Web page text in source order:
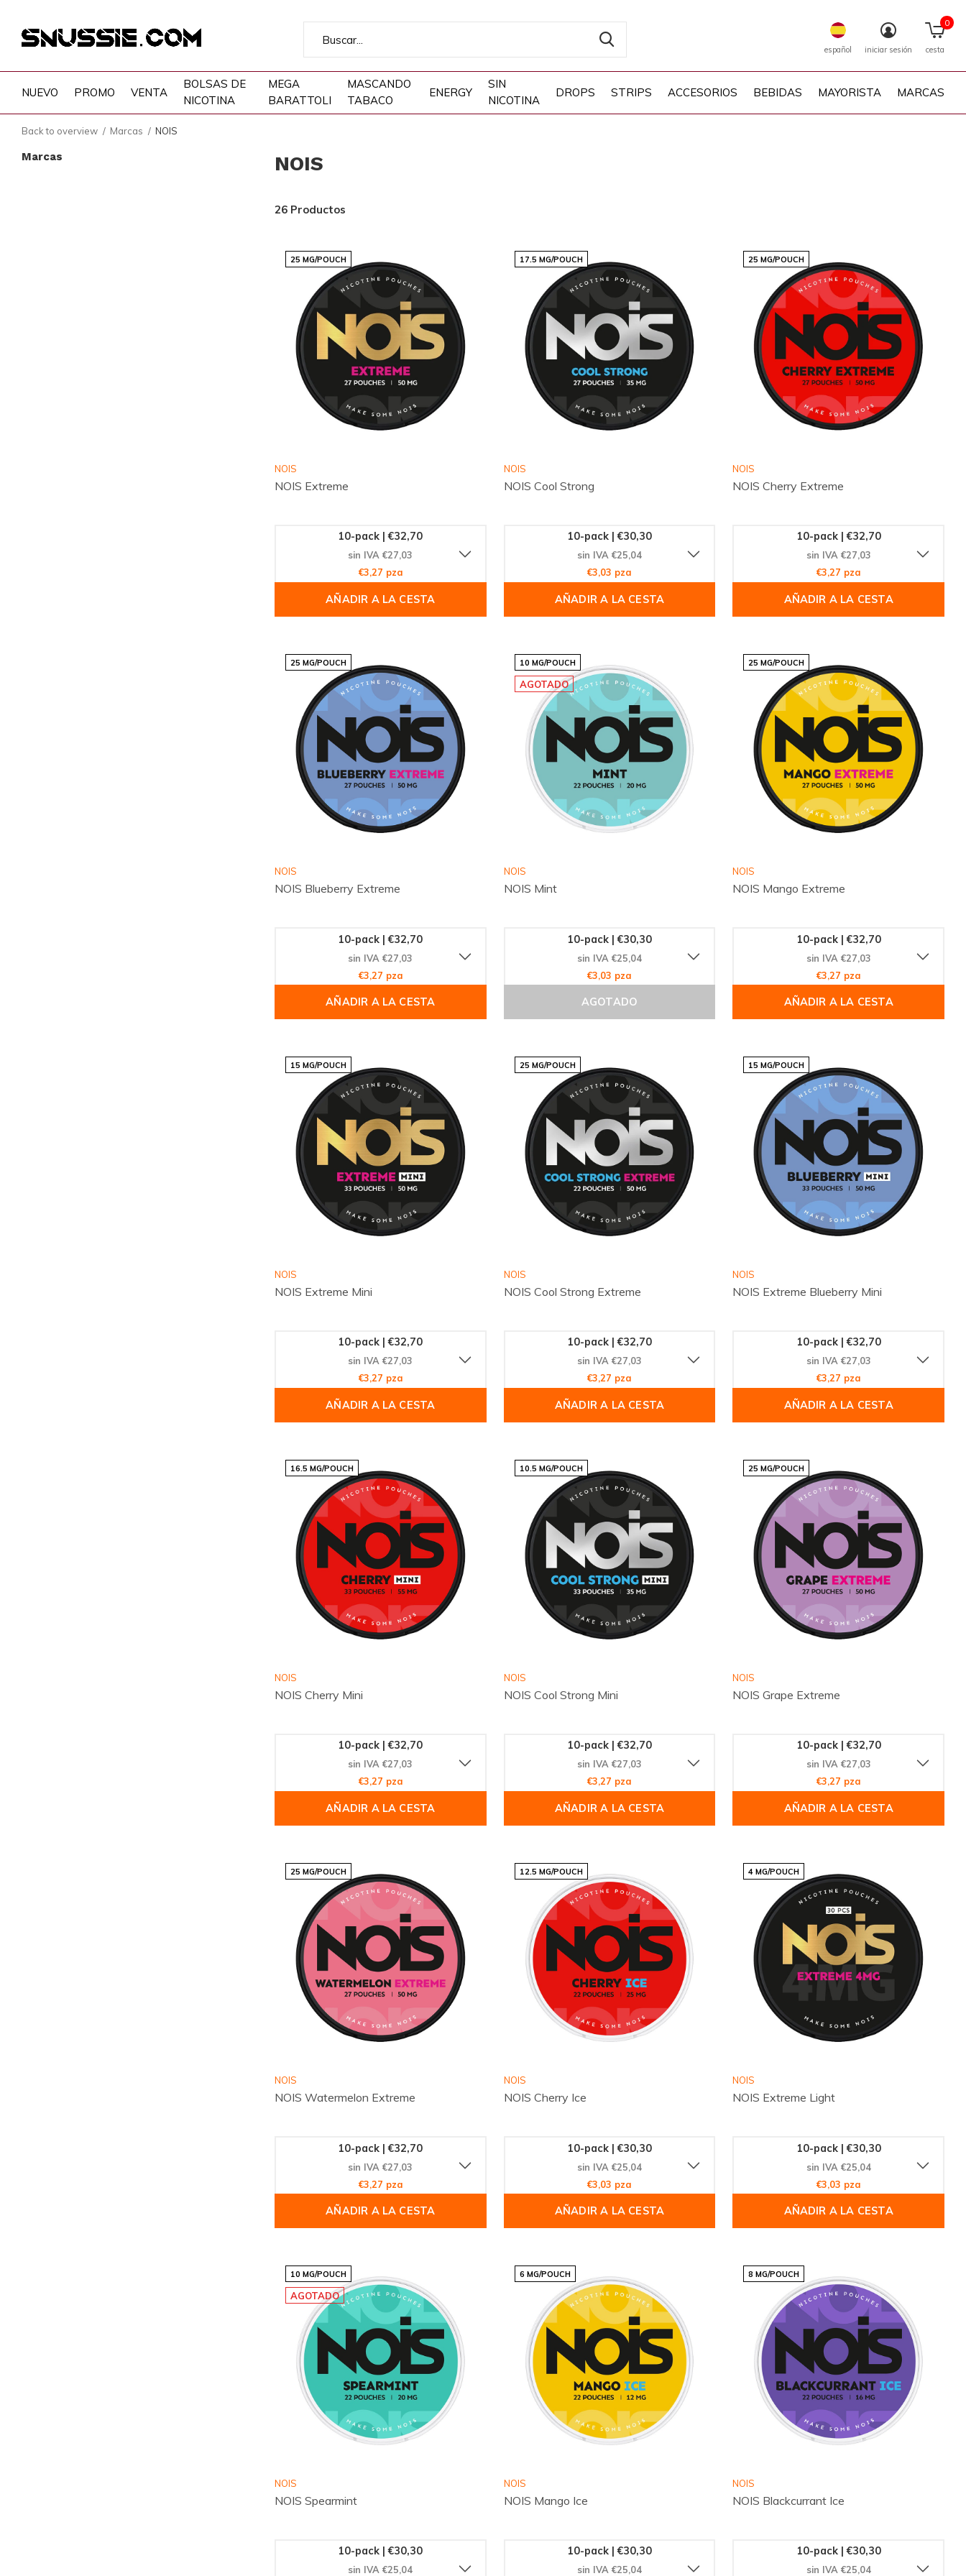
NUEVO PROMO VENTA
BOLSAS DE
NICOTINA
MEGA
BARATTOLI
MASCANDO
TABACO
ENERGY
SIN
NICOTINA
DROPS STRIPS ACCESORIOS BEBIDAS MAYORISTA MARCAS
español iniciar sesión cesta
0
Back to overview Marcas NOIS
Marcas NOIS
26 Productos
25 MG/POUCH
NOIS
NOIS Extreme
10-pack | €32,70
sin IVA €27,03
€3,27 pza
AÑADIR A LA CESTA
17.5 MG/POUCH
NOIS
NOIS Cool Strong
10-pack | €30,30
sin IVA €25,04
€3,03 pza
AÑADIR A LA CESTA
25 MG/POUCH
NOIS
NOIS Cherry Extreme
10-pack | €32,70
sin IVA €27,03
€3,27 pza
AÑADIR A LA CESTA
25 MG/POUCH
NOIS
NOIS Blueberry Extreme
10-pack | €32,70
sin IVA €27,03
€3,27 pza
AÑADIR A LA CESTA
10 MG/POUCH
AGOTADO
NOIS
NOIS Mint
10-pack | €30,30
sin IVA €25,04
€3,03 pza
AGOTADO
25 MG/POUCH
NOIS
NOIS Mango Extreme
10-pack | €32,70
sin IVA €27,03
€3,27 pza
AÑADIR A LA CESTA
15 MG/POUCH
NOIS
NOIS Extreme Mini
10-pack | €32,70
sin IVA €27,03
€3,27 pza
AÑADIR A LA CESTA
25 MG/POUCH
NOIS
NOIS Cool Strong Extreme
10-pack | €32,70
sin IVA €27,03
€3,27 pza
AÑADIR A LA CESTA
15 MG/POUCH
NOIS
NOIS Extreme Blueberry Mini
10-pack | €32,70
sin IVA €27,03
€3,27 pza
AÑADIR A LA CESTA
16.5 MG/POUCH
NOIS
NOIS Cherry Mini
10-pack | €32,70
sin IVA €27,03
€3,27 pza
AÑADIR A LA CESTA
10.5 MG/POUCH
NOIS
NOIS Cool Strong Mini
10-pack | €32,70
sin IVA €27,03
€3,27 pza
AÑADIR A LA CESTA
25 MG/POUCH
NOIS
NOIS Grape Extreme
10-pack | €32,70
sin IVA €27,03
€3,27 pza
AÑADIR A LA CESTA
25 MG/POUCH
NOIS
NOIS Watermelon Extreme
10-pack | €32,70
sin IVA €27,03
€3,27 pza
AÑADIR A LA CESTA
12.5 MG/POUCH
NOIS
NOIS Cherry Ice
10-pack | €30,30
sin IVA €25,04
€3,03 pza
AÑADIR A LA CESTA
4 MG/POUCH
NOIS
NOIS Extreme Light
10-pack | €30,30
sin IVA €25,04
€3,03 pza
AÑADIR A LA CESTA
10 MG/POUCH
AGOTADO
NOIS
NOIS Spearmint
10-pack | €30,30
sin IVA €25,04
6 MG/POUCH
NOIS
NOIS Mango Ice
10-pack | €30,30
sin IVA €25,04
8 MG/POUCH
NOIS
NOIS Blackcurrant Ice
10-pack | €30,30
sin IVA €25,04